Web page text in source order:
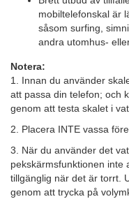
mobiltelefonskal är
såsom surfing,
andra utomhus-
Notera:
1. Innan du använder
att passa din telefon; och
genom att testa skalet i
2. Placera INTE vassa
3. När du använder det
pekskärmsfunktionen inte
tillgänglig när det är torrt.
genom att trycka på